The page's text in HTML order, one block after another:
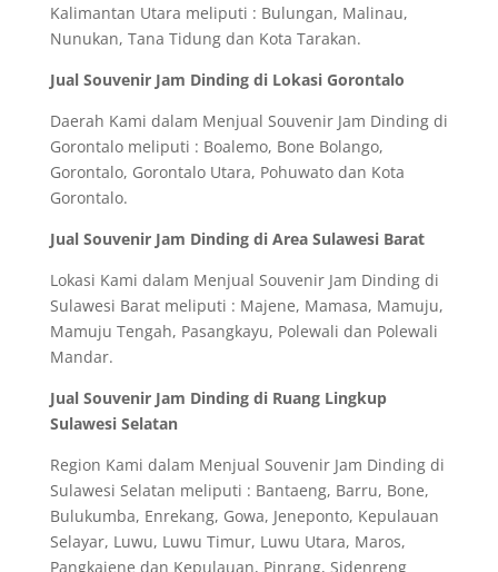
Kalimantan Utara meliputi : Bulungan, Malinau,
Nunukan, Tana Tidung dan Kota Tarakan.
Jual Souvenir Jam Dinding di Lokasi Gorontalo
Daerah Kami dalam Menjual Souvenir Jam Dinding di
Gorontalo meliputi : Boalemo, Bone Bolango,
Gorontalo, Gorontalo Utara, Pohuwato dan Kota
Gorontalo.
Jual Souvenir Jam Dinding di Area Sulawesi Barat
Lokasi Kami dalam Menjual Souvenir Jam Dinding di
Sulawesi Barat meliputi : Majene, Mamasa, Mamuju,
Mamuju Tengah, Pasangkayu, Polewali dan Polewali
Mandar.
Jual Souvenir Jam Dinding di Ruang Lingkup
Sulawesi Selatan
Region Kami dalam Menjual Souvenir Jam Dinding di
Sulawesi Selatan meliputi : Bantaeng, Barru, Bone,
Bulukumba, Enrekang, Gowa, Jeneponto, Kepulauan
Selayar, Luwu, Luwu Timur, Luwu Utara, Maros,
Pangkajene dan Kepulauan, Pinrang, Sidenreng